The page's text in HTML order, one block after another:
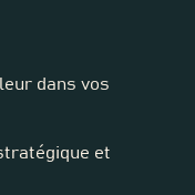
dans vos
et